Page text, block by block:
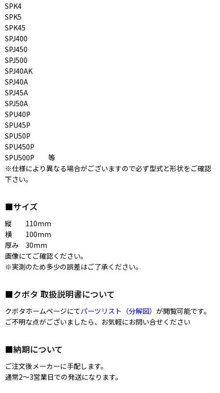
SPK4
SPK5
SPK45
SPJ400
SPJ450
SPJ500
SPJ40AK
SPJ40A
SPJ45A
SPJ50A
SPU40P
SPU45P
SPU50P
SPU450P
SPU500P 等
※仕様により異なる場合がございますので必ず型式と形状をご確認
下さい。
■サイズ
縦 110mm
横 100mm
厚み 30mm
画像にてご確認ください。
※実測のため多少の誤差はご了承ください。
■クボタ 取扱説明書について
クボタホームページにてパーツリスト（分解図） が閲覧可能です。
ご不明な点がございましたら、お気軽にお問い合せください
■納期について
ご注文後メーカーに手配します。
通常2〜3営業日での発送になります。